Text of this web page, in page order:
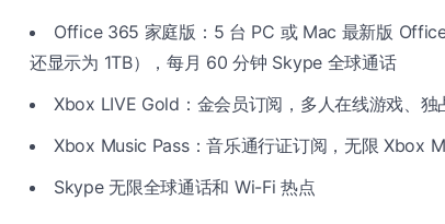
Office 365 家庭版：5 台 PC 或 Mac 最新版
还显示为 1TB），每月 60 分钟 Skype 全球通话
Xbox LIVE Gold：金会员订阅，多人在线游戏、独
Xbox Music Pass：音乐通行证订阅，无限 Xbox
Skype 无限全球通话和 Wi-Fi 热点